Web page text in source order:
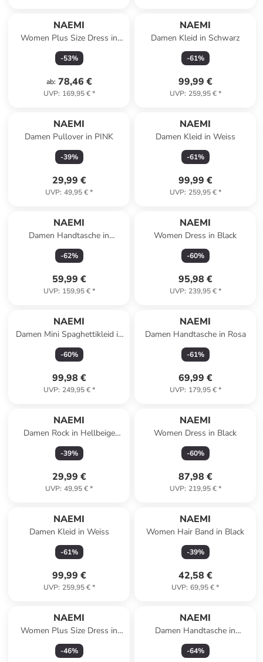
NAEMI
Women Plus Size Dress in
Khaki
-53%
ab: 78,46 €
UVP: 169,95 €*
NAEMI
Damen Kleid in Schwarz
-61%
99,99 €
UVP: 259,95 €*
NAEMI
Damen Pullover in PINK
-39%
29,99 €
UVP: 49,95 €*
NAEMI
Damen Kleid in Weiss
-61%
99,99 €
UVP: 259,95 €*
NAEMI
Damen Handtasche in
Schwarz
-62%
59,99 €
UVP: 159,95 €*
NAEMI
Women Dress in Black
-60%
95,98 €
UVP: 239,95 €*
NAEMI
Damen Mini Spaghettikleid in
Königsblau
-60%
99,98 €
UVP: 249,95 €*
NAEMI
Damen Handtasche in Rosa
-61%
69,99 €
UVP: 179,95 €*
NAEMI
Damen Rock in Hellbeige
Melange
-39%
29,99 €
UVP: 49,95 €*
NAEMI
Women Dress in Black
-60%
87,98 €
UVP: 219,95 €*
NAEMI
Damen Kleid in Weiss
-61%
99,99 €
UVP: 259,95 €*
NAEMI
Women Hair Band in Black
-39%
42,58 €
UVP: 69,95 €*
NAEMI
Women Plus Size Dress in
Pink
-46%
NAEMI
Damen Handtasche in
Schwarz Silber
-64%